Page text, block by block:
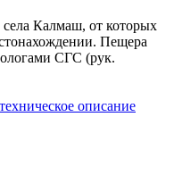
Калмаш, от которых
Пещера
СГС (рук.
описание